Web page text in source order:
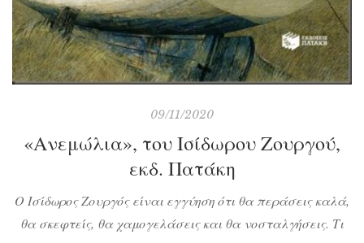
09/11/2020
«Ανεμώλια», του Ισίδωρου Ζουργού,
εκδ. Πατάκη
Ο Ισίδωρος Ζουργός είναι εγγύηση ότι θα περάσεις καλά,
θα σκεφτείς, θα χαμογελάσεις και θα νοσταλγήσεις. Τι